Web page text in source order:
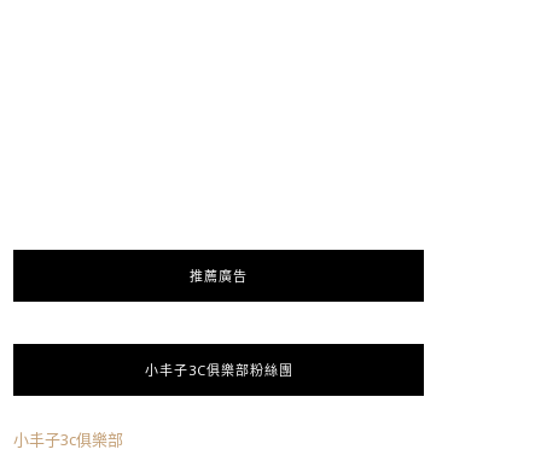
推薦廣告
小丰子3C俱樂部粉絲團
小丰子3c俱樂部